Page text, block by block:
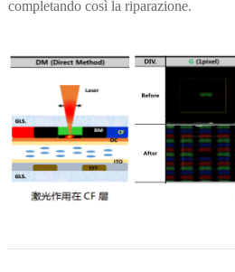
completando così la riparazione.